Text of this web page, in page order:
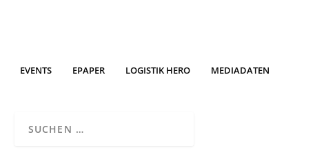
EVENTS EPAPER LOGISTIK HERO MEDIADATEN